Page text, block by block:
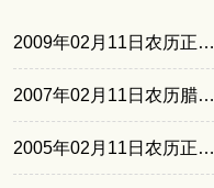
2009年02月11日农历正月十七
2007年02月11日农历腊月廿四
2005年02月11日农历正月初三